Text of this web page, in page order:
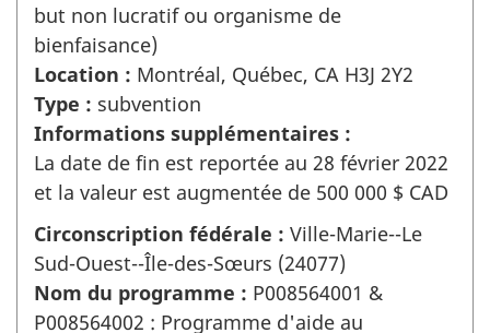
but non lucratif ou organisme de
bienfaisance)
Location : Montréal, Québec, CA H3J 2Y2
Type : subvention
Informations supplémentaires :
La date de fin est reportée au 28 février 2022
et la valeur est augmentée de 500 000 $ CAD
Circonscription fédérale : Ville-Marie--Le
Sud-Ouest--Île-des-Sœurs (24077)
Nom du programme : P008564001 &
P008564002 : Programme d'aide au